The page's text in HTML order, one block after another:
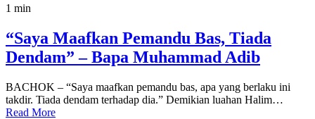
1 min
“Saya Maafkan Pemandu Bas, Tiada
Dendam” – Bapa Muhammad Adib
BACHOK – “Saya maafkan pemandu bas, apa yang berlaku ini
takdir. Tiada dendam terhadap dia.” Demikian luahan Halim…
Read More